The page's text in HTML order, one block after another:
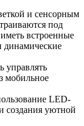
и сенсорным
под
встроенные
динамические
мобильное
LED-
создания уютной